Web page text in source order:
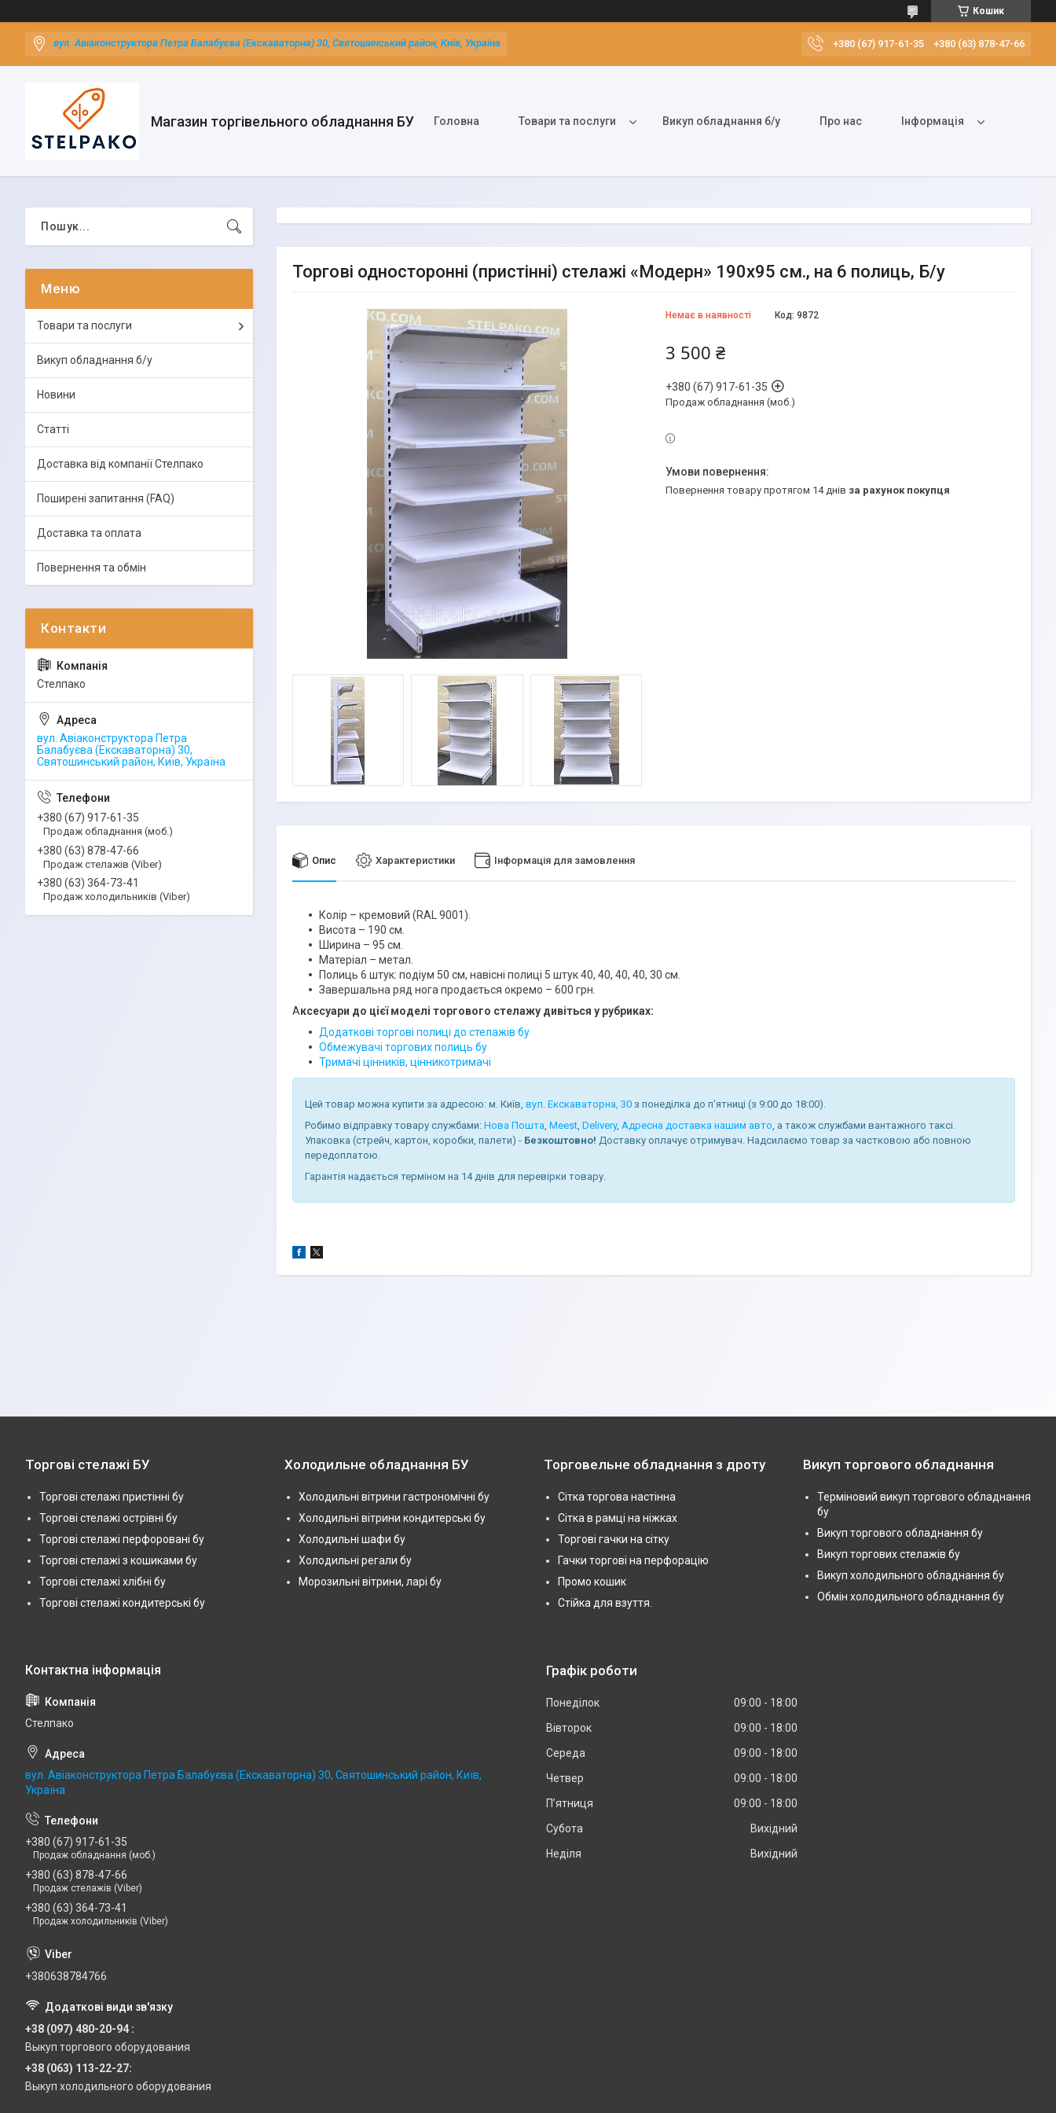
Кошик
вул. Авіаконструктора Петра Балабуєва (Екскаваторна) 30, Святошинський район, Київ, Україна +380 (67) 917-61-35 +380 (63) 878-47-66
Магазин торгівельного обладнання БУ Головна Товари та послуги Викуп обладнання б/у Про нас Інформація
Торгові односторонні (пристінні) стелажі «Модерн» 190х95 см., на 6 полиць, Б/у
Немає в наявності Код: 9872
3 500 ₴
+380 (67) 917-61-35
Продаж обладнання (моб.)
повернення товару протягом 14 днів за рахунок покупця
Опис Характеристики Інформація для замовлення
Колір – кремовий (RAL 9001).
Висота – 190 см.
Ширина – 95 см.
Матеріал – метал.
Полиць 6 штук: подіум 50 см, навісні полиці 5 штук 40, 40, 40, 40, 30 см.
Завершальна ряд нога продається окремо – 600 грн.
Аксесуари до цієї моделі торгового стелажу дивіться у рубриках:
Додаткові торгові полиці до стелажів бу
Обмежувачі торгових полиць бу
Тримачі цінників, цінникотримачі
Цей товар можна купити за адресою: м. Київ, вул. Екскаваторна, 30 з понеділка до п'ятниці (з 9:00 до 18:00).
Робимо відправку товару службами: Нова Пошта, Meest, Delivery, Адресна доставка нашим авто, а також службами вантажного таксі.
Упаковка (стрейч, картон, коробки, палети) - Безкоштовно! Доставку оплачує отримувач. Надсилаємо товар за частковою або повною
передоплатою.
Гарантія надається терміном на 14 днів для перевірки товару.
Товари та послуги
Викуп обладнання б/у
Новини
Статті
Доставка від компанії Стелпако
Поширені запитання (FAQ)
Доставка та оплата
Повернення та обмін
Стелпако
вул. Авіаконструктора Петра
Балабуєва (Екскаваторна) 30,
Святошинський район, Київ, Україна
+380 (67) 917-61-35
Продаж обладнання (моб.)
+380 (63) 878-47-66
Продаж стелажів (Viber)
+380 (63) 364-73-41
Продаж холодильників (Viber)
Торгові стелажі БУ
Торгові стелажі пристінні бу
Торгові стелажі острівні бу
Торгові стелажі перфоровані бу
Торгові стелажі з кошиками бу
Торгові стелажі хлібні бу
Торгові стелажі кондитерські бу
Холодильне обладнання БУ
Холодильні вітрини гастрономічні бу
Холодильні вітрини кондитерські бу
Холодильні шафи бу
Холодильні регали бу
Морозильні вітрини, ларі бу
Торговельне обладнання з дроту
Сітка торгова настінна
Сітка в рамці на ніжках
Торгові гачки на сітку
Гачки торгові на перфорацію
Промо кошик
Стійка для взуття.
Викуп торгового обладнання
Терміновий викуп торгового обладнання
бу
Викуп торгового обладнання бу
Викуп торгових стелажів бу
Викуп холодильного обладнання бу
Обмін холодильного обладнання бу
Стелпако
вул. Авіаконструктора Петра Балабуєва (Екскаваторна) 30, Святошинський район, Київ,
Україна
+380 (67) 917-61-35
Продаж обладнання (моб.)
+380 (63) 878-47-66
Продаж стелажів (Viber)
+380 (63) 364-73-41
Продаж холодильників (Viber)
+380638784766
+38 (097) 480-20-94
Выкуп торгового оборудования
+38 (063) 113-22-27
Выкуп холодильного оборудования
Графік роботи
Понеділок 09:00
18:00
Вівторок
09:00
18:00
Середа
09:00
18:00
Четвер
09:00
18:00
Пʼятниця
09:00
18:00
Субота
Вихідний
Неділя
Вихідний